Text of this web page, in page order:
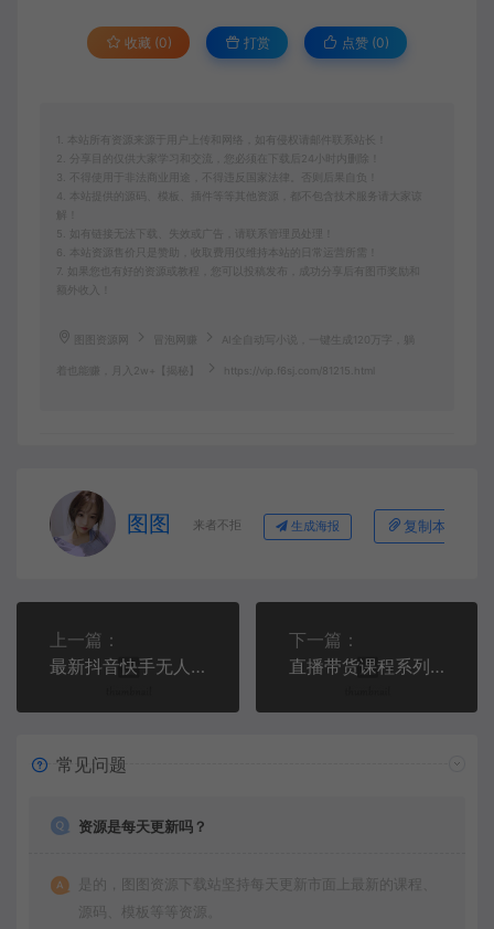
收藏 (0) 打赏 点赞 (0)
1. 本站所有资源来源于用户上传和网络，如有侵权请邮件联系站长！
2. 分享目的仅供大家学习和交流，您必须在下载后24小时内删除！
3. 不得使用于非法商业用途，不得违反国家法律。否则后果自负！
4. 本站提供的源码、模板、插件等等其他资源，都不包含技术服务请大家谅
5. 如有链接无法下载、失效或广告，请联系管理员处理！
6. 本站资源售价只是赞助，收取费用仅维持本站的日常运营所需！
7. 如果您也有好的资源或教程，您可以投稿发布，成功分享后有图币奖励和
额外收入！
图图资源网 冒泡网赚 AI全自动写小说，一键生成120万字，躺
着也能赚，月入2w+【揭秘】 https://vip.f6sj.com/81215.html
图图 来者不拒 生成海报 复制本文链接
上一篇：
最新抖音快手无人直播课，钉钉直播8月最新，干货实操一流无人课
下一篇：
直播带货课程系列合集(更新8月)，3000+行业分类主播话术，全方位理解底层逻辑并灵活运用
常见问题
资源是每天更新吗？
是的，图图资源下载站坚持每天更新市面上最新的课程、
源码、模板等等资源。